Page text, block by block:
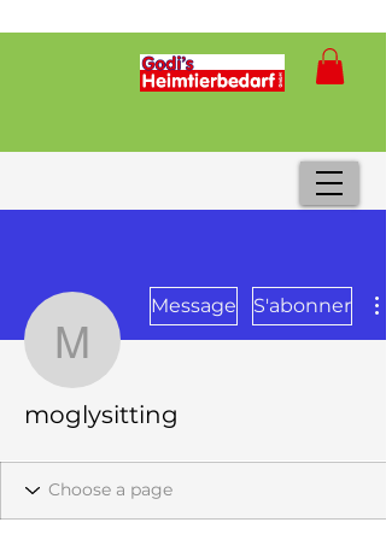
moglysitting
Message S'abonner
moglysitting